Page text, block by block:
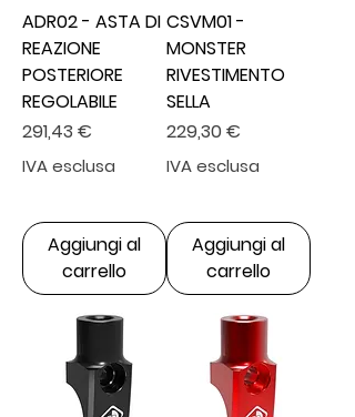
ADR02 - ASTA DI
REAZIONE
POSTERIORE
REGOLABILE
Prezzo
291,43 €
IVA esclusa
Aggiungi al
carrello
CSVM01 -
MONSTER
RIVESTIMENTO
SELLA
Prezzo
229,30 €
IVA esclusa
Aggiungi al
carrello